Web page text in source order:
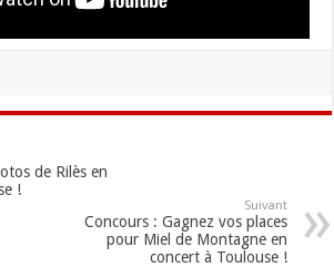
de Rilès en
!
Suivant
Concours : Gagnez vos places
pour Miel de Montagne en
concert à Toulouse !